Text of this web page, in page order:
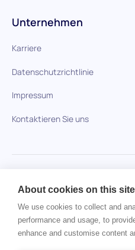
Unternehmen
Karriere
Datenschutzrichtlinie
Impressum
Kontaktieren Sie uns
HiPeople im Vergleich
Keine Artikel gefunden.
About cookies on this site
We use cookies to collect and
performance and usage, to
enhance and customise content